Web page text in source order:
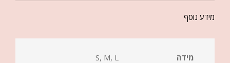
מידע נוסף
מידה S, M, L